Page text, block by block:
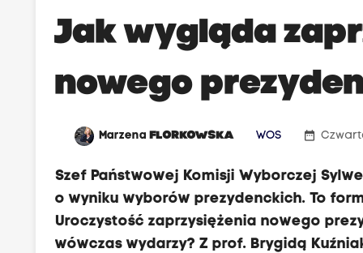
Jak wygląda
nowego
MarzenaFLORKOWSKA WOS date_range
Szef Państwowej Komisji Wyborczej
o wyniku wyborów prezydenckich. To
Uroczystość zaprzysiężenia nowego
wówczas wydarzy? Z prof. Brygidą